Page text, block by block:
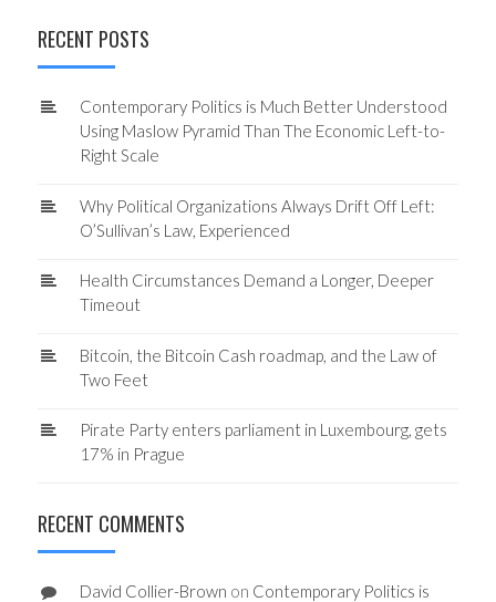
RECENT POSTS
Contemporary Politics is Much Better Understood
Using Maslow Pyramid Than The Economic Left-to-
Right Scale
Why Political Organizations Always Drift Off Left:
O’Sullivan’s Law, Experienced
Health Circumstances Demand a Longer, Deeper
Timeout
Bitcoin, the Bitcoin Cash roadmap, and the Law of
Two Feet
Pirate Party enters parliament in Luxembourg, gets
17% in Prague
RECENT COMMENTS
David Collier-Brown on Contemporary Politics is